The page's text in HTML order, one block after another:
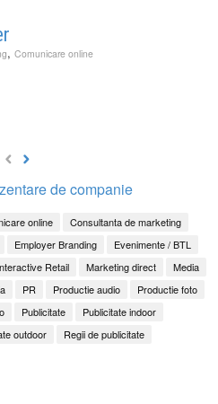
, Comunicare online
de companie
online
Consultanta de marketing
Employer Branding
Evenimente / BTL
Retail Marketing direct
Media
PR Productie audio
Productie foto
Publicitate
Publicitate indoor
outdoor
Regii de publicitate